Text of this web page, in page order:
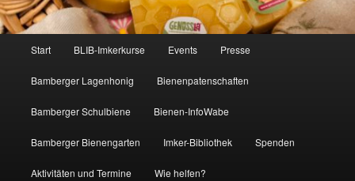
Start BLIB-Imkerkurse Events Presse
Bamberger Lagenhonig Bienenpatenschaften
Bamberger Schulbiene Bienen-InfoWabe
Bamberger Bienengarten Imker-Bibliothek Spenden
Aktivitäten und Termine Wie helfen?